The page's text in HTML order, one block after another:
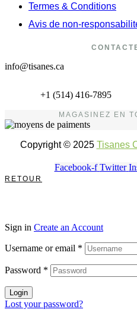
Termes & Conditions
Avis de non-
info@tisanes.ca
+1 (514) 416-7895
MAGASINEZ EN
Copyright © 2025 Tisanes
Facebook-f Twitter
RETOUR
Sign in Create an Account
Username or email *
Password *
Login
Lost your password?